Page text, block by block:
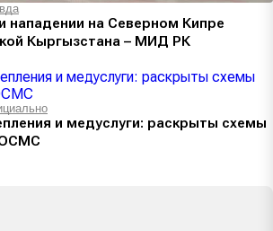
нападении на Северном Кипре
Кыргызстана – МИД РК
и медуслуги: раскрыты схемы
ОСМС